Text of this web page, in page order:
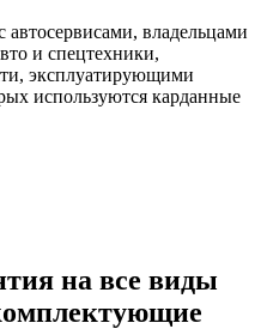
владельцами
и спецтехники,
эксплуатирующими
используются карданные
на все виды